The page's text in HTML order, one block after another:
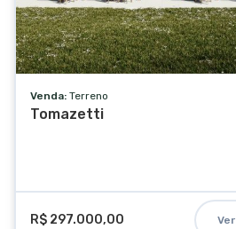
Deck molhado
Venda: Terreno
Tomazetti
R$ 297.000,00